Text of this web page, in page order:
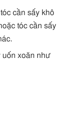
cần sấy khô
tóc cần sấy
uốn xoăn như